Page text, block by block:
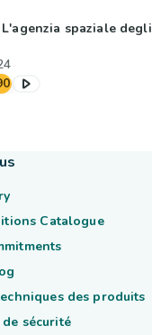
L'agenzia spaziale degli
Catalogue
des produits
de sécurité